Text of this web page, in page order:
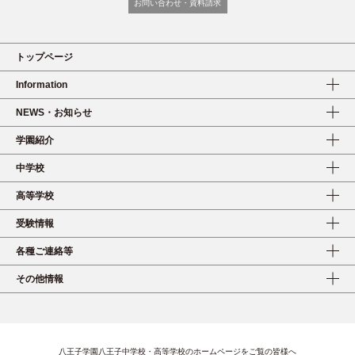
お問い合わせ・資料請求
トップページ
Information
NEWS・お知らせ
学園紹介
中学校
高等学校
受験情報
各種ご連絡等
その他情報
八王子学園八王子中学校・高等学校のホームページをご覧の皆様へ